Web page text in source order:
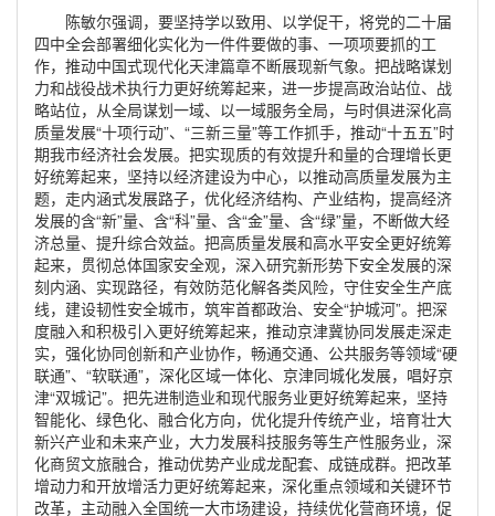
陈敏尔强调， 要坚持学以致用、以学促干， 将党的二十届
四中全会部署细化实化为一件件要做的事、一项项要抓的工
作， 推动中国式现代化天津篇章不断展现新气象。把战略谋划
力和战役战术执行力更好统筹起来，进一步提高政治站位、战
略站位，从全局谋划一域、以一域服务全局，与时俱进深化高
质量发展“十项行动”、“三新三量”等工作抓手，推动“十五五”时
期我市经济社会发展。把实现质的有效提升和量的合理增长更
好统筹起来，坚持以经济建设为中心，以推动高质量发展为主
题，走内涵式发展路子，优化经济结构、产业结构，提高经济
发展的含“新”量、含“科”量、含“金”量、含“绿”量，不断做大经
济总量、提升综合效益。把高质量发展和高水平安全更好统筹
起来，贯彻总体国家安全观，深入研究新形势下安全发展的深
刻内涵、实现路径，有效防范化解各类风险，守住安全生产底
线，建设韧性安全城市，筑牢首都政治、安全“护城河”。把深
度融入和积极引入更好统筹起来，推动京津冀协同发展走深走
实，强化协同创新和产业协作，畅通交通、公共服务等领域“硬
联通”、“软联通”，深化区域一体化、京津同城化发展，唱好京
津“双城记”。把先进制造业和现代服务业更好统筹起来，坚持
智能化、绿色化、融合化方向，优化提升传统产业，培育壮大
新兴产业和未来产业，大力发展科技服务等生产性服务业，深
化商贸文旅融合，推动优势产业成龙配套、成链成群。把改革
增动力和开放增活力更好统筹起来，深化重点领域和关键环节
改革， 主动融入全国统一大市场建设， 持续优化营商环境，促